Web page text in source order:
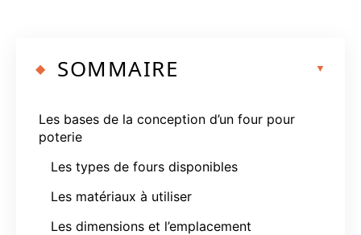
SOMMAIRE
Les bases de la conception d’un four pour
poterie
Les types de fours disponibles
Les matériaux à utiliser
Les dimensions et l’emplacement